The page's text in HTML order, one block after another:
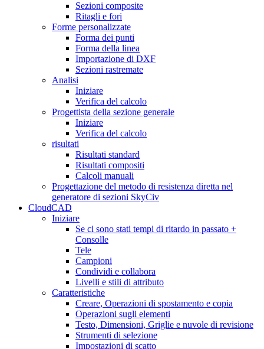
Sezioni composite
Ritagli e fori
Forme personalizzate
Forma dei punti
Forma della linea
Importazione di DXF
Sezioni rastremate
Analisi
Iniziare
Verifica del calcolo
Progettista della sezione generale
Iniziare
Verifica del calcolo
risultati
Risultati standard
Risultati compositi
Calcoli manuali
Progettazione del metodo di resistenza diretta nel
generatore di sezioni SkyCiv
CloudCAD
Iniziare
Se ci sono stati tempi di ritardo in passato +
Consolle
Tele
Campioni
Condividi e collabora
Livelli e stili di attributo
Caratteristiche
Creare, Operazioni di spostamento e copia
Operazioni sugli elementi
Testo, Dimensioni, Griglie e nuvole di revisione
Strumenti di selezione
Impostazioni di scatto